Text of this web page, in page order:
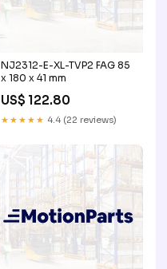
NJ2312-E-XL-TVP2 FAG 85
x 180 x 41 mm
US$ 122.80
★★★★★ 4.4 (22 reviews)